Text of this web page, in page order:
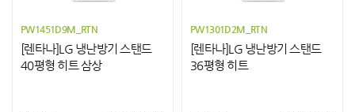
PW1451D9M_RTN
[렌타나]LG 냉난방기 스탠드
40평형 히트 삼상
PW1301D2M_RTN
[렌타나]LG 냉난방기 스탠드
36평형 히트